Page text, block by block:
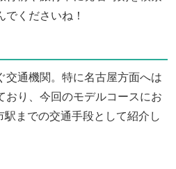
くださいね！
交通機関。特に名古屋方面へは
おり、今回のモデルコースにお
駅までの交通手段として紹介し